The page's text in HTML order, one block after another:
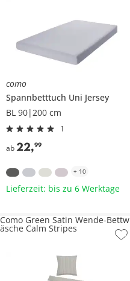
como
Spannbetttuch Uni Jersey
BL 90|200 cm
1
ab 22,99
+ 10
Lieferzeit: bis zu 6 Werktage
Como Green Satin Wende-Bettw
äsche Calm Stripes